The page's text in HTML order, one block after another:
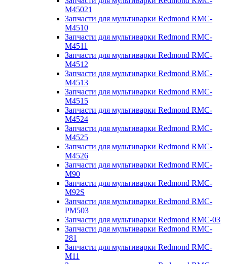
M45021
Запчасти для мультиварки Redmond RMC-
M4510
Запчасти для мультиварки Redmond RMC-
M4511
Запчасти для мультиварки Redmond RMC-
M4512
Запчасти для мультиварки Redmond RMC-
M4513
Запчасти для мультиварки Redmond RMC-
M4515
Запчасти для мультиварки Redmond RMC-
M4524
Запчасти для мультиварки Redmond RMC-
M4525
Запчасти для мультиварки Redmond RMC-
M4526
Запчасти для мультиварки Redmond RMC-
M90
Запчасти для мультиварки Redmond RMC-
M92S
Запчасти для мультиварки Redmond RMC-
PM503
Запчасти для мультиварки Redmond RMC-03
Запчасти для мультиварки Redmond RMC-
281
Запчасти для мультиварки Redmond RMC-
M11